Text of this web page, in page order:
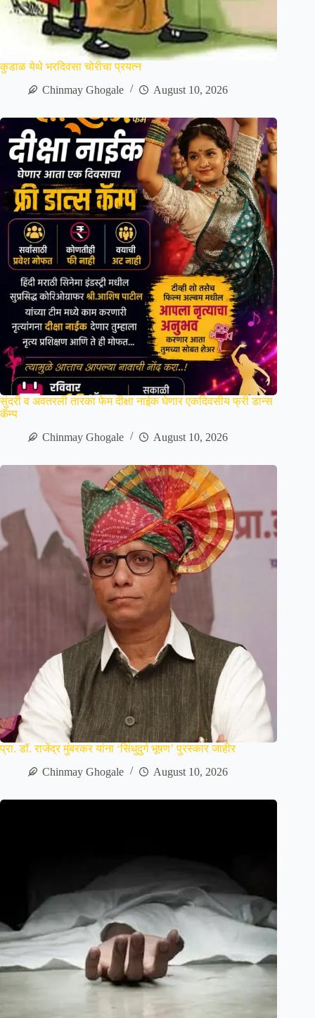
कुडाळ येथे भरदिवसा चोरीचा प्रयत्न
Chinmay Ghogale
August 10, 2026
सुंदरी व अवतरली तारका फेम दीक्षा नाईक घेणार एकदिवसीय फ्री डान्स
कॅम्प
Chinmay Ghogale
August 10, 2026
प्रा. डॉ. राजेंद्र मुंबरकर यांना ‘सिंधुदुर्ग भूषण’ पुरस्कार जाहीर
Chinmay Ghogale
August 10, 2026